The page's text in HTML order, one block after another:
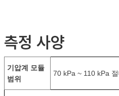
측정 사양
기압계 모듈
범위
70 kPa ~ 110 kPa